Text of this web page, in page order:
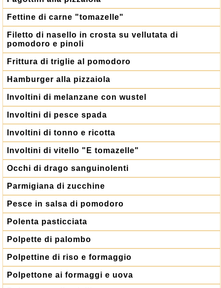
Fettine di carne "tomazelle"
Filetto di nasello in crosta su vellutata di
pomodoro e pinoli
Frittura di triglie al pomodoro
Hamburger alla pizzaiola
Involtini di melanzane con wustel
Involtini di pesce spada
Involtini di tonno e ricotta
Involtini di vitello "E tomazelle"
Occhi di drago sanguinolenti
Parmigiana di zucchine
Pesce in salsa di pomodoro
Polenta pasticciata
Polpette di palombo
Polpettine di riso e formaggio
Polpettone ai formaggi e uova